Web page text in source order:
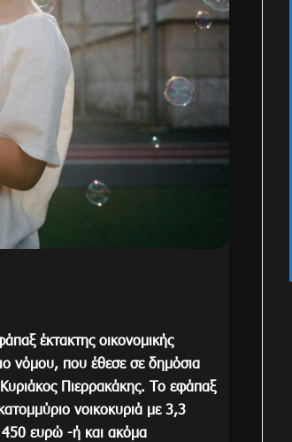
έκτακτης οικονομικής
νόμου, που έθεσε σε δημόσια
Πιερρακάκης. Το εφάπαξ
νοικοκυριά με 3,3
ευρώ -ή και ακόμα